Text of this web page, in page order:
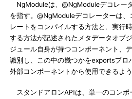
NgModuleは、@NgModuleデコレー
を指す。@NgModuleデコレーターは
レートをコンパイルする方法と、実行
する方法が記述されたメタデータオブ
ジュール自身が持つコンポーネント、
識別し、この中の幾つかをexportsプロ
外部コンポーネントから使用できるよう
スタンドアロンAPIは、単一のコンポ